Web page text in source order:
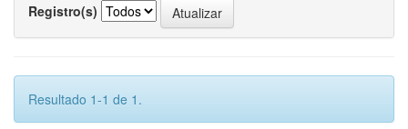
Registro(s)
Resultado 1-1 de 1.